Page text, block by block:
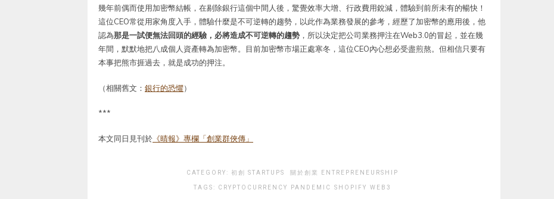
幾年前偶而使用加密幣結帳，在剔除銀行這個中間人後，驚覺效率大增、行政費用銳減，體驗到前所未有的暢快！
這位CEO常從用家角度入手，體驗什麼是不可逆轉的趨勢，以此作為業務發展的參考，經歷了加密幣的應用後，他
認為那是一試便無法回頭的經驗，必將造成不可逆轉的趨勢 ，所以決定把公司業務押注在Web3.0的冒起，並在幾
年間，默默地把八成個人資產轉為加密幣。目前加密幣市場正處寒冬，這位CEO內心想必受盡煎熬。但相信只要有
本事把熊市捱過去，就是成功的押注。
（相關舊文： 銀行的恐懼）
***
本文同日見刊於 《晴報》專欄「創業群俠傳」
CATEGORY: 初創 STARTUPS 關於創業 ENTREPRENEURSHIP
TAGS: CRYPTOCURRENCY PANDEMIC SHOPIFY WEB3